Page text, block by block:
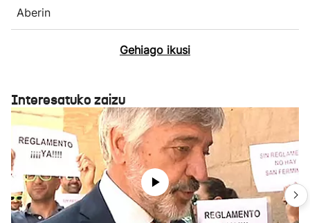
Aberin
Gehiago ikusi
Interesatuko zaizu